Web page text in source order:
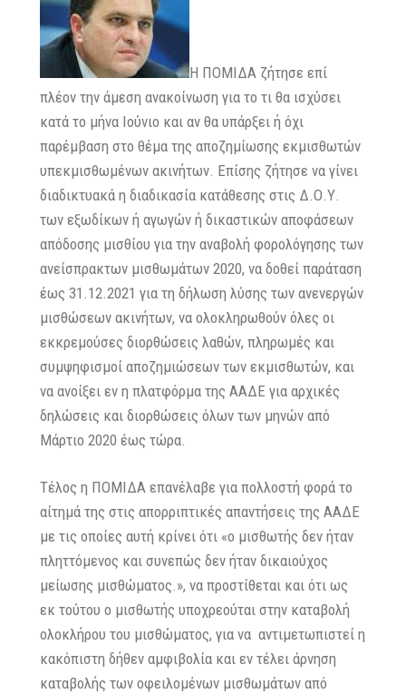
Η ΠΟΜΙΔΑ ζήτησε επί
πλέον την άμεση ανακοίνωση για το τι θα ισχύσει
κατά το μήνα Ιούνιο και αν θα υπάρξει ή όχι
παρέμβαση στο θέμα της αποζημίωσης εκμισθωτών
υπεκμισθωμένων ακινήτων. Επίσης ζήτησε να γίνει
διαδικτυακά η διαδικασία κατάθεσης στις Δ.Ο.Υ.
των εξωδίκων ή αγωγών ή δικαστικών αποφάσεων
απόδοσης μισθίου για την αναβολή φορολόγησης των
ανείσπρακτων μισθωμάτων 2020, να δοθεί παράταση
έως 31.12.2021 για τη δήλωση λύσης των ανενεργών
μισθώσεων ακινήτων, να ολοκληρωθούν όλες οι
εκκρεμούσες διορθώσεις λαθών, πληρωμές και
συμψηφισμοί αποζημιώσεων των εκμισθωτών, και
να ανοίξει εν η πλατφόρμα της ΑΑΔΕ για αρχικές
δηλώσεις και διορθώσεις όλων των μηνών από
Μάρτιο 2020 έως τώρα.
Τέλος η ΠΟΜΙΔΑ επανέλαβε για πολλοστή φορά το
αίτημά της στις απορριπτικές απαντήσεις της ΑΑΔΕ
με τις οποίες αυτή κρίνει ότι «ο μισθωτής δεν ήταν
πληττόμενος και συνεπώς δεν ήταν δικαιούχος
μείωσης μισθώματος.», να προστίθεται και ότι ως
εκ τούτου ο μισθωτής υποχρεούται στην καταβολή
ολοκλήρου του μισθώματος, για να αντιμετωπιστεί η
κακόπιστη δήθεν αμφιβολία και εν τέλει άρνηση
καταβολής των οφειλομένων μισθωμάτων από